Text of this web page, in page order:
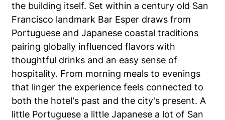
the building itself. Set within a century old San
Francisco landmark Bar Esper draws from
Portuguese and Japanese coastal traditions
pairing globally influenced flavors with
thoughtful drinks and an easy sense of
hospitality. From morning meals to evenings
that linger the experience feels connected to
both the hotel's past and the city's present. A
little Portuguese a little Japanese a lot of San